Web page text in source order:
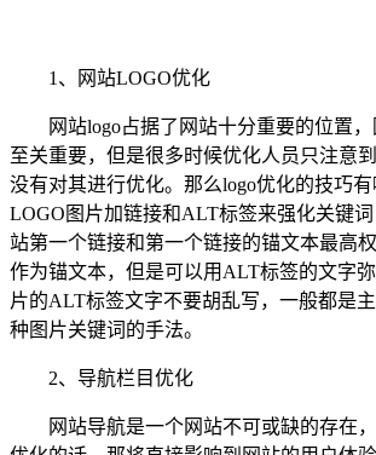
1、网站LOGO优化
网站logo占据了网站十分重要的位置，
至关重要，但是很多时候优化人员只注意
没有对其进行优化。那么logo优化的技巧
LOGO图片加链接和ALT标签来强化关键
站第一个链接和第一个链接的锚文本最高
作为锚文本，但是可以用ALT标签的文字
片的ALT标签文字不要胡乱写，一般都是
种图片关键词的手法。
2、导航栏目优化
网站导航是一个网站不可或缺的存在，